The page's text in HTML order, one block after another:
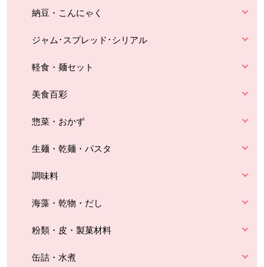
納豆・こんにゃく
ジャム･スプレッド･シリアル
軽食・麺セット
美食百彩
惣菜・おかず
生麺・乾麺・パスタ
調味料
海藻・乾物・だし
粉類・皮・製菓材料
缶詰・水煮